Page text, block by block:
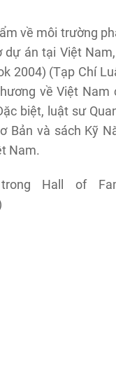
về môi trường
án tại Việt
2004) (Tạp Chí
về Việt
biệt, luật sư
Bản và sách Kỹ
Nam.
Hall of